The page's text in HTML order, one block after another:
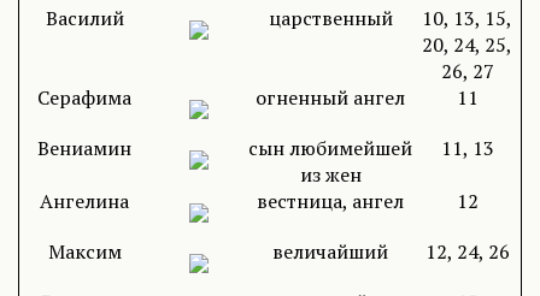
Василий
царственный
10, 13, 15,
20, 24, 25,
26, 27
Серафима
огненный ангел
11
Вениамин
сын любимейшей
из жен
11, 13
Ангелина
вестница, ангел
12
Максим
величайший
12, 24, 26